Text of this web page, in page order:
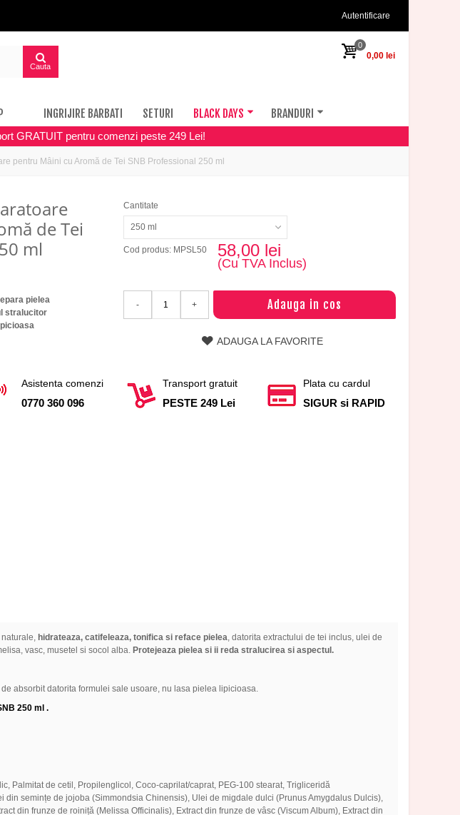
Autentificare
0
0,00 lei
Cauta
INGRIJIRE BARBATI SETURI BLACK DAYS BRANDURI
GRATUIT pentru comenzi peste 249 Lei!
pentru Mâini cu Aromă de Tei SNB Professional 250 ml
de Tei
ml
pielea
stralucitor
Cantitate
250 ml
Cod produs: MPSL50 58,00 lei
(Cu TVA Inclus)
- + Adauga in cos
ADAUGA LA FAVORITE
Asistenta comenzi
0770 360 096
Transport gratuit
PESTE 249 Lei
Plata cu cardul
SIGUR si RAPID
hidrateaza, catifeleaza, tonifica si reface pielea, datorita extractului de tei inclus, ulei de
vasc, musetel si socol alba. Protejeaza pielea si ii reda stralucirea si aspectul.
absorbit datorita formulei sale usoare, nu lasa pielea lipicioasa.
250 ml .
Palmitat de cetil, Propilenglicol, Coco-caprilat/caprat, PEG-100 stearat, Trigliceridă
semințe de jojoba (Simmondsia Chinensis), Ulei de migdale dulci (Prunus Amygdalus Dulcis),
din frunze de roiniță (Melissa Officinalis), Extract din frunze de vâsc (Viscum Album), Extract din